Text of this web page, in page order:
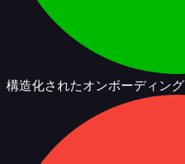
構造化されたオンボーディング